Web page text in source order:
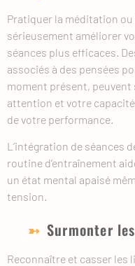
Pratiquer la méditation
sérieusement améliorer
séances plus efficaces.
associés à des pensées
moment présent,
attention et votre
de votre performance.
L’intégration de séances
routine d’entraînement
un état mental apaisé
tension.
Surmonter
Reconnaître et casser les